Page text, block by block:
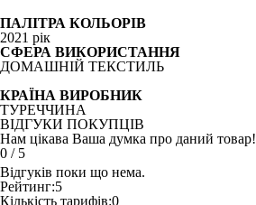
ПАЛІТРА КОЛЬОРІВ
2021 рік
СФЕРА ВИКОРИСТАННЯ
ДОМАШНІЙ ТЕКСТИЛЬ
КРАЇНА ВИРОБНИК
ТУРЕЧЧИНА
ВІДГУКИ ПОКУПЦІВ
Нам цікава Ваша думка про даний товар!
0 / 5
Відгуків поки що нема.
Рейтинг:5
Кількість тарифів:0